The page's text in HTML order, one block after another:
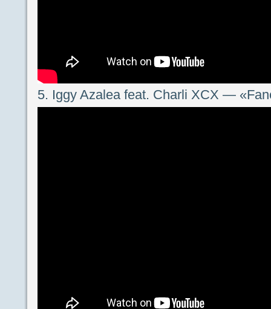
5. Iggy Azalea feat. Charli XCX —